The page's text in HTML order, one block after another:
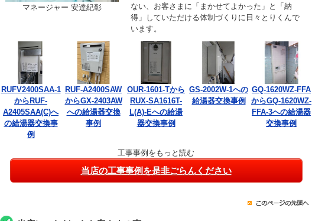
マネージャー 安達紀彰
ない、お客さまに「まかせてよかった」と「納
得」していただける体制づくりに日々とりくんで
います。
RUFV2400SAA-1
からRUF-
A2405SAA(C)へ
の給湯器交換事
例
RUF-A2400SAW
からGX-2403AW
への給湯器交換
事例
OUR-1601-Tから
RUX-SA1616T-
L(A)-Eへの給湯
器交換事例
GS-2002W-1への
給湯器交換事例
GQ-1620WZ-FFA
からGQ-1620WZ-
FFA-3への給湯器
交換事例
工事事例をもっと読む
当店の工事事例を是非ごらんください